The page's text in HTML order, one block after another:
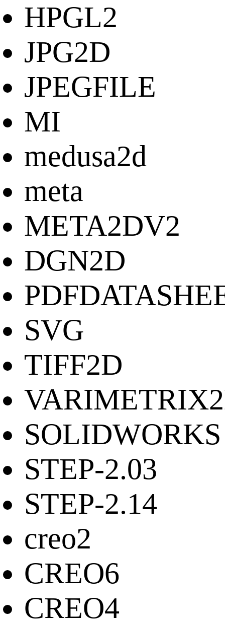
HPGL2
JPG2D
JPEGFILE
MI
medusa2d
meta
META2DV2
DGN2D
SVG
TIFF2D
SOLIDWORKS
STEP-2.03
STEP-2.14
creo2
CREO6
CREO4